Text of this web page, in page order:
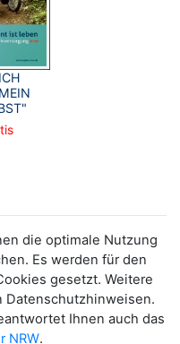
die optimale Nutzung
Es werden für den
gesetzt. Weitere
Datenschutzhinweisen.
Ihnen auch das
NRW.